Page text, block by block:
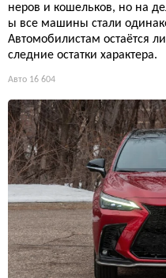
неров и кошельков, но на
ы все машины стали
Автомобилистам остаётся
следние остатки характера.
Авто 16 604